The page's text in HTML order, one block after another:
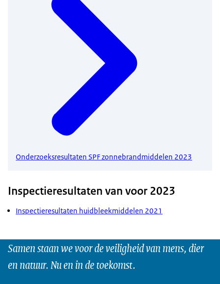
Onderzoeksresultaten SPF zonnebrandmiddelen 2023
Inspectieresultaten van voor 2023
Inspectieresultaten huidbleekmiddelen 2021
Samen staan we voor de veiligheid van mens, dier
en natuur. Nu en in de toekomst.